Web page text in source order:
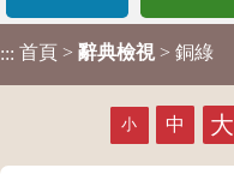
::: 首頁 > 辭典檢視 > 銅綠
小 中 大